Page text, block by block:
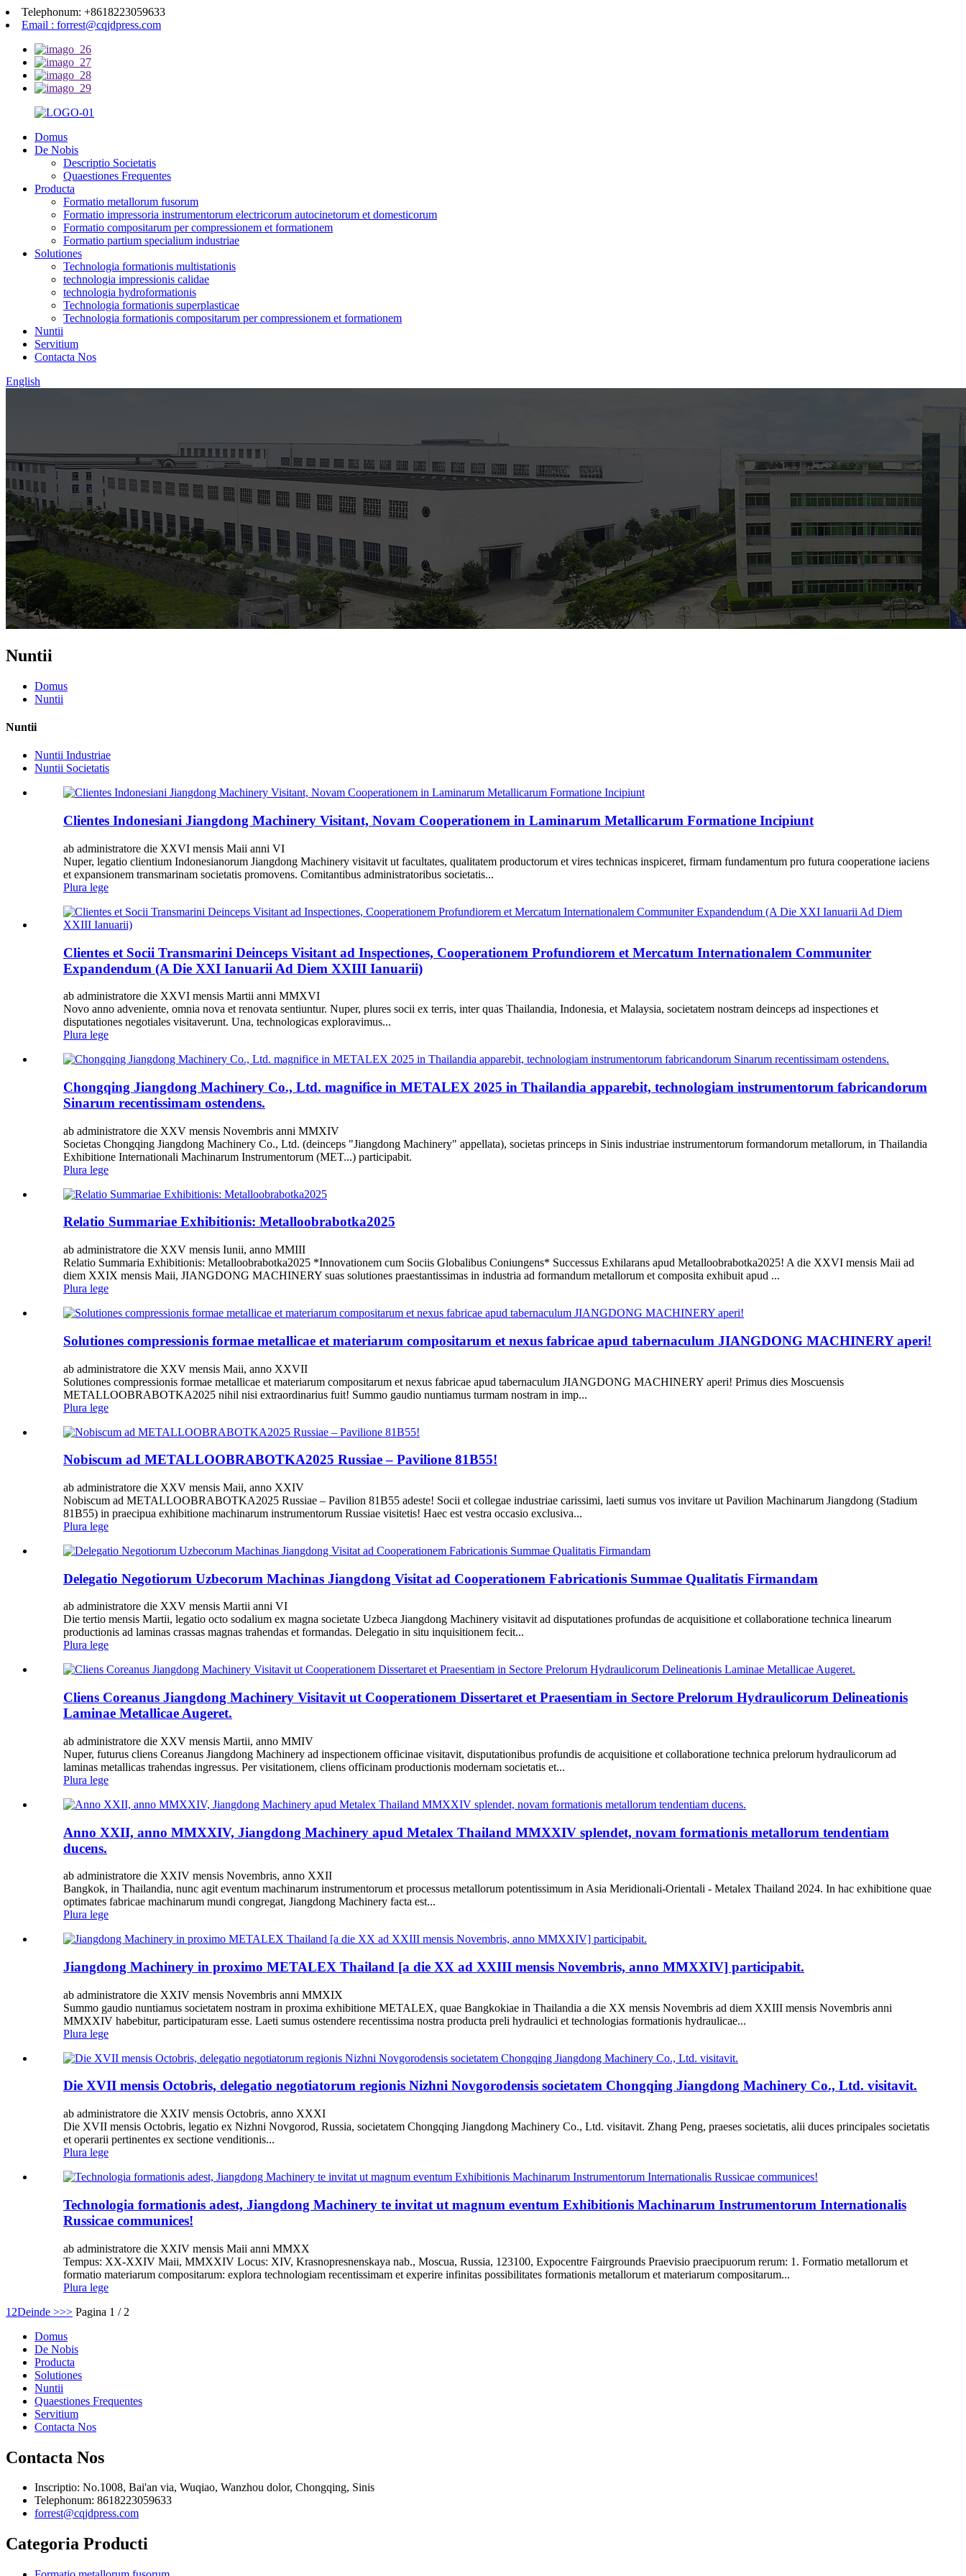
Telephonum: +8618223059633
Email : forrest@cqjdpress.com
Domus
De Nobis
Descriptio Societatis
Quaestiones Frequentes
Producta
Formatio metallorum fusorum
Formatio impressoria instrumentorum electricorum autocinetorum et domesticorum
Formatio compositarum per compressionem et formationem
Formatio partium specialium industriae
Solutiones
Technologia formationis multistationis
technologia impressionis calidae
technologia hydroformationis
Technologia formationis superplasticae
Technologia formationis compositarum per compressionem et formationem
Nuntii
Servitium
Contacta Nos
English
Nuntii
Domus
Nuntii
Nuntii
Nuntii Industriae
Nuntii Societatis
Clientes Indonesiani Jiangdong Machinery Visitant, Novam Cooperationem in Laminarum Metallicarum Formatione Incipiunt
ab administratore die XXVI mensis Maii anni VI
Nuper, legatio clientium Indonesianorum Jiangdong Machinery visitavit ut facultates, qualitatem productorum et vires technicas inspiceret, firmam fundamentum pro futura cooperatione iaciens
et expansionem transmarinam societatis promovens. Comitantibus administratoribus societatis...
Plura lege
Clientes et Socii Transmarini Deinceps Visitant ad Inspectiones, Cooperationem Profundiorem et Mercatum Internationalem Communiter
Expandendum (A Die XXI Ianuarii Ad Diem XXIII Ianuarii)
ab administratore die XXVI mensis Martii anni MMXVI
Novo anno adveniente, omnia nova et renovata sentiuntur. Nuper, plures socii ex terris, inter quas Thailandia, Indonesia, et Malaysia, societatem nostram deinceps ad inspectiones et
disputationes negotiales visitaverunt. Una, technologicas exploravimus...
Plura lege
Chongqing Jiangdong Machinery Co., Ltd. magnifice in METALEX 2025 in Thailandia apparebit, technologiam instrumentorum fabricandorum
Sinarum recentissimam ostendens.
ab administratore die XXV mensis Novembris anni MMXIV
Societas Chongqing Jiangdong Machinery Co., Ltd. (deinceps "Jiangdong Machinery" appellata), societas princeps in Sinis industriae instrumentorum formandorum metallorum, in Thailandia
Exhibitione Internationali Machinarum Instrumentorum (MET...) participabit.
Plura lege
Relatio Summariae Exhibitionis: Metalloobrabotka2025
ab administratore die XXV mensis Iunii, anno MMIII
Relatio Summaria Exhibitionis: Metalloobrabotka2025 *Innovationem cum Sociis Globalibus Coniungens* Successus Exhilarans apud Metalloobrabotka2025! A die XXVI mensis Maii ad
diem XXIX mensis Maii, JIANGDONG MACHINERY suas solutiones praestantissimas in industria ad formandum metallorum et composita exhibuit apud ...
Plura lege
Solutiones compressionis formae metallicae et materiarum compositarum et nexus fabricae apud tabernaculum JIANGDONG MACHINERY aperi!
ab administratore die XXV mensis Maii, anno XXVII
Solutiones compressionis formae metallicae et materiarum compositarum et nexus fabricae apud tabernaculum JIANGDONG MACHINERY aperi! Primus dies Moscuensis
METALLOOBRABOTKA2025 nihil nisi extraordinarius fuit! Summo gaudio nuntiamus turmam nostram in imp...
Plura lege
Nobiscum ad METALLOOBRABOTKA2025 Russiae – Pavilione 81B55!
ab administratore die XXV mensis Maii, anno XXIV
Nobiscum ad METALLOOBRABOTKA2025 Russiae – Pavilion 81B55 adeste! Socii et collegae industriae carissimi, laeti sumus vos invitare ut Pavilion Machinarum Jiangdong (Stadium
81B55) in praecipua exhibitione machinarum instrumentorum Russiae visitetis! Haec est vestra occasio exclusiva...
Plura lege
Delegatio Negotiorum Uzbecorum Machinas Jiangdong Visitat ad Cooperationem Fabricationis Summae Qualitatis Firmandam
ab administratore die XXV mensis Martii anni VI
Die tertio mensis Martii, legatio octo sodalium ex magna societate Uzbeca Jiangdong Machinery visitavit ad disputationes profundas de acquisitione et collaboratione technica linearum
productionis ad laminas crassas magnas trahendas et formandas. Delegatio in situ inquisitionem fecit...
Plura lege
Cliens Coreanus Jiangdong Machinery Visitavit ut Cooperationem Dissertaret et Praesentiam in Sectore Prelorum Hydraulicorum Delineationis
Laminae Metallicae Augeret.
ab administratore die XXV mensis Martii, anno MMIV
Nuper, futurus cliens Coreanus Jiangdong Machinery ad inspectionem officinae visitavit, disputationibus profundis de acquisitione et collaboratione technica prelorum hydraulicorum ad
laminas metallicas trahendas ingressus. Per visitationem, cliens officinam productionis modernam societatis et...
Plura lege
Anno XXII, anno MMXXIV, Jiangdong Machinery apud Metalex Thailand MMXXIV splendet, novam formationis metallorum tendentiam
ducens.
ab administratore die XXIV mensis Novembris, anno XXII
Bangkok, in Thailandia, nunc agit eventum machinarum instrumentorum et processus metallorum potentissimum in Asia Meridionali-Orientali - Metalex Thailand 2024. In hac exhibitione quae
optimates fabricae machinarum mundi congregat, Jiangdong Machinery facta est...
Plura lege
Jiangdong Machinery in proximo METALEX Thailand [a die XX ad XXIII mensis Novembris, anno MMXXIV] participabit.
ab administratore die XXIV mensis Novembris anni MMXIX
Summo gaudio nuntiamus societatem nostram in proxima exhibitione METALEX, quae Bangkokiae in Thailandia a die XX mensis Novembris ad diem XXIII mensis Novembris anni
MMXXIV habebitur, participaturam esse. Laeti sumus ostendere recentissima nostra producta preli hydraulici et technologias formationis hydraulicae...
Plura lege
Die XVII mensis Octobris, delegatio negotiatorum regionis Nizhni Novgorodensis societatem Chongqing Jiangdong Machinery Co., Ltd. visitavit.
ab administratore die XXIV mensis Octobris, anno XXXI
Die XVII mensis Octobris, legatio ex Nizhni Novgorod, Russia, societatem Chongqing Jiangdong Machinery Co., Ltd. visitavit. Zhang Peng, praeses societatis, alii duces principales societatis
et operarii pertinentes ex sectione venditionis...
Plura lege
Technologia formationis adest, Jiangdong Machinery te invitat ut magnum eventum Exhibitionis Machinarum Instrumentorum Internationalis
Russicae communices!
ab administratore die XXIV mensis Maii anni MMXX
Tempus: XX-XXIV Maii, MMXXIV Locus: XIV, Krasnopresnenskaya nab., Moscua, Russia, 123100, Expocentre Fairgrounds Praevisio praecipuorum rerum: 1. Formatio metallorum et
formatio materiarum compositarum: explora technologiam recentissimam et experire infinitas possibilitates formationis metallorum et materiarum compositarum...
Plura lege
1 2Deinde >>> Pagina 1 / 2
Domus
De Nobis
Producta
Solutiones
Nuntii
Quaestiones Frequentes
Servitium
Contacta Nos
Contacta Nos
Inscriptio: No.1008, Bai'an via, Wuqiao, Wanzhou dolor, Chongqing, Sinis
Telephonum: 8618223059633
forrest@cqjdpress.com
Categoria Producti